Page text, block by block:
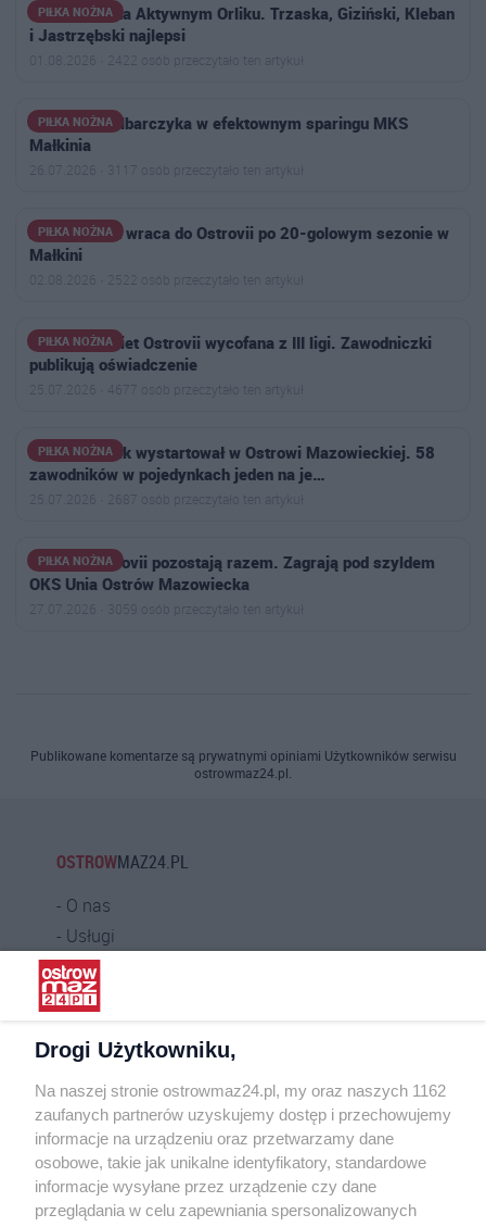
PIŁKA NOŻNA
Siatkonoga na Aktywnym Orliku. Trzaska, Giziński, Kleban
i Jastrzębski najlepsi
01.08.2026 · 2422 osób przeczytało ten artykuł
PIŁKA NOŻNA
Hat-trick Kalbarczyka w efektownym sparingu MKS
Małkinia
26.07.2026 · 3117 osób przeczytało ten artykuł
PIŁKA NOŻNA
Antoni Polak wraca do Ostrovii po 20-golowym sezonie w
Małkini
02.08.2026 · 2522 osób przeczytało ten artykuł
PIŁKA NOŻNA
Drużyna kobiet Ostrovii wycofana z III ligi. Zawodniczki
publikują oświadczenie
25.07.2026 · 4677 osób przeczytało ten artykuł
PIŁKA NOŻNA
Aktywny Orlik wystartował w Ostrowi Mazowieckiej. 58
zawodników w pojedynkach jeden na je…
25.07.2026 · 2687 osób przeczytało ten artykuł
PIŁKA NOŻNA
Piłkarki Ostrovii pozostają razem. Zagrają pod szyldem
OKS Unia Ostrów Mazowiecka
27.07.2026 · 3059 osób przeczytało ten artykuł
Publikowane komentarze są prywatnymi opiniami Użytkowników serwisu
ostrowmaz24.pl.
OSTROWMAZ24.PL
O nas
Usługi
Praca
Warunki korzystania
Kontakt
INFORMATOR
Bankomaty
Msze święte
Nocna pomoc lekarska
Drogi Użytkowniku,
Na naszej stronie ostrowmaz24.pl, my oraz naszych 1162
zaufanych partnerów uzyskujemy dostęp i przechowujemy
informacje na urządzeniu oraz przetwarzamy dane
osobowe, takie jak unikalne identyfikatory, standardowe
informacje wysyłane przez urządzenie czy dane
przeglądania w celu zapewniania spersonalizowanych